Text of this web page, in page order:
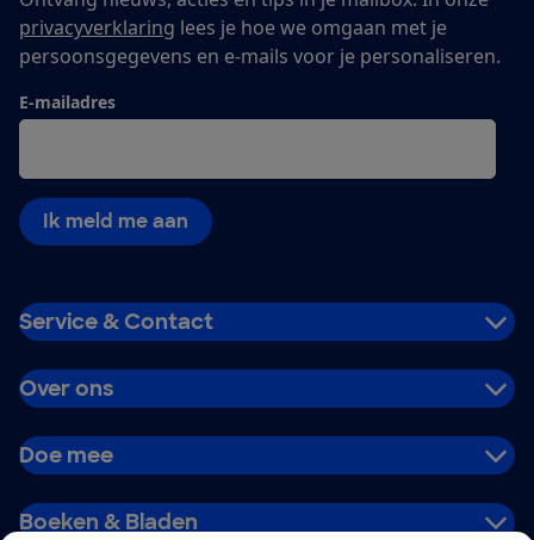
privacyverklaring lees je hoe we omgaan met je
persoonsgegevens en e-mails voor je personaliseren.
E-mailadres
Ik meld me aan
Service & Contact
Over ons
Doe mee
Boeken & Bladen